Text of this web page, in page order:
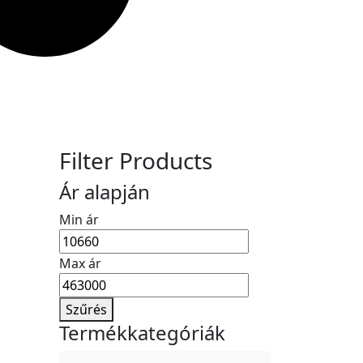
Filter Products
Ár alapján
Min ár
Max ár
Szűrés
Termékkategóriák